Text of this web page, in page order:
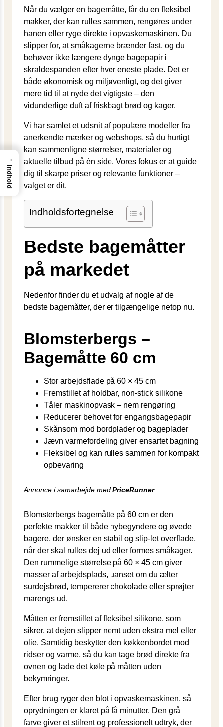
Når du vælger en bagemåtte, får du en fleksibel
makker, der kan rulles sammen, rengøres under
hanen eller ryge direkte i opvaskemaskinen. Du
slipper for, at småkagerne brænder fast, og du
behøver ikke længere dynge bagepapir i
skraldespanden efter hver eneste plade. Det er
både økonomisk og miljøvenligt, og det giver
mere tid til at nyde det vigtigste – den
vidunderlige duft af friskbagt brød og kager.
Vi har samlet et udsnit af populære modeller fra
anerkendte mærker og webshops, så du hurtigt
kan sammenligne størrelser, materialer og
aktuelle tilbud på én side. Vores fokus er at guide
dig til skarpe priser og relevante funktioner –
valget er dit.
Indholdsfortegnelse
Bedste bagemåtter
på markedet
Nedenfor finder du et udvalg af nogle af de
bedste bagemåtter, der er tilgængelige netop nu.
Blomsterbergs –
Bagemåtte 60 cm
Stor arbejdsflade på 60 × 45 cm
Fremstillet af holdbar, non-stick silikone
Tåler maskinopvask – nem rengøring
Reducerer behovet for engangsbagepapir
Skånsom mod bordplader og bageplader
Jævn varmefordeling giver ensartet bagning
Fleksibel og kan rulles sammen for kompakt
opbevaring
Annonce i samarbejde med PriceRunner
Blomsterbergs bagemåtte på 60 cm er den
perfekte makker til både nybegyndere og øvede
bagere, der ønsker en stabil og slip-let overflade,
når der skal rulles dej ud eller formes småkager.
Den rummelige størrelse på 60 × 45 cm giver
masser af arbejdsplads, uanset om du ælter
surdejsbrød, tempererer chokolade eller sprøjter
marengs ud.
Måtten er fremstillet af fleksibel silikone, som
sikrer, at dejen slipper nemt uden ekstra mel eller
olie. Samtidig beskytter den køkkenbordet mod
ridser og varme, så du kan tage brød direkte fra
ovnen og lade det køle på måtten uden
bekymringer.
Efter brug ryger den blot i opvaskemaskinen, så
oprydningen er klaret på få minutter. Den grå
farve giver et stilrent og professionelt udtryk, der
→
Indhold